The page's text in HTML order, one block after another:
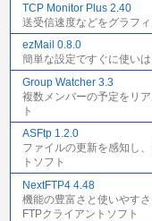
TCP Monitor Plus 2.40
送受信速度などをグラフ
ezMail 0.8.0
簡単な設定ですぐに使い
Group Watcher 3.3
複数メンバーの予定をリ
ト
ASFtp 1.2.0
ファイルの更新を感知し
トソフト
NextFTP4 4.48
機能の豊富さと使いやす
FTPクライアントソフト